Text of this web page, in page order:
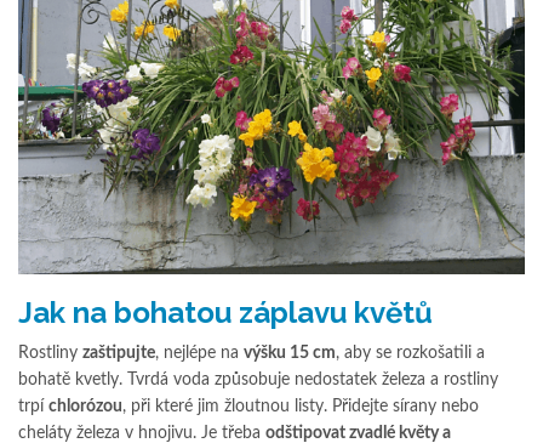
Jak na bohatou záplavu květů
Rostliny zaštipujte, nejlépe na výšku 15 cm, aby se rozkošatili a
bohatě kvetly. Tvrdá voda způsobuje nedostatek železa a rostliny
trpí chlorózou, při které jim žloutnou listy. Přidejte sírany nebo
cheláty železa v hnojivu. Je třeba odštipovat zvadlé květy a